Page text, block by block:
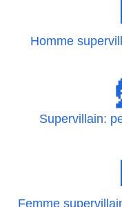
Homme
Supervillain:
Femme